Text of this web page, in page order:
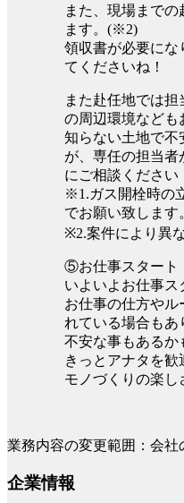
また、現場まで
ます。(※2)
領収書が必要にな
てくださいね！
また赴任地では
の周辺環境なども
知らない土地で不
が、専任の担当者
にご相談ください
※1.ガス開栓時の
でお願い致します
※2.案件により異
⑤お仕事スタート
いよいよお仕事ス
お仕事の仕方やル
れている場合もあ
不安な事もあるか
きっとアナタを歓
モノづくりの楽し
業務内容の変更範囲：会社
企業情報